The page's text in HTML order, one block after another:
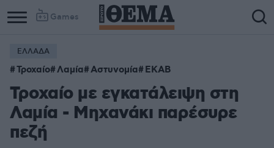
Games
ΕΛΛΑΔΑ
Τροχαίο Λαμία Αστυνομία ΕΚΑΒ
Τροχαίο με εγκατάλειψη στη
Λαμία - Μηχανάκι παρέσυρε
πεζή